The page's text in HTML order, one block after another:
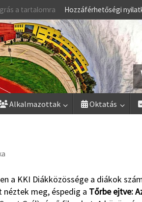
a tartalomra Hozzáférhetőségi
Alkalmazottak Oktatás
a KKI Diákközössége a diákok
meg, éspedig a Tőrbe ejtve: